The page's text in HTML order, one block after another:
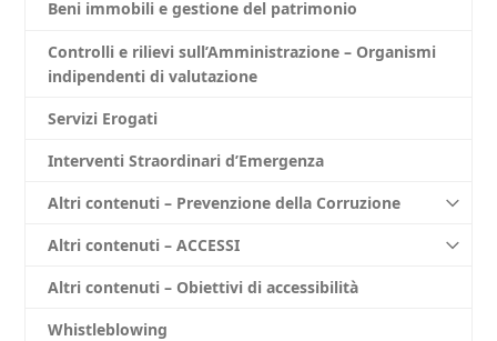
Beni immobili e gestione del patrimonio
Controlli e rilievi sull’Amministrazione – Organismi
indipendenti di valutazione
Servizi Erogati
Interventi Straordinari d’Emergenza
Altri contenuti – Prevenzione della Corruzione
Altri contenuti – ACCESSI
Altri contenuti – Obiettivi di accessibilità
Whistleblowing